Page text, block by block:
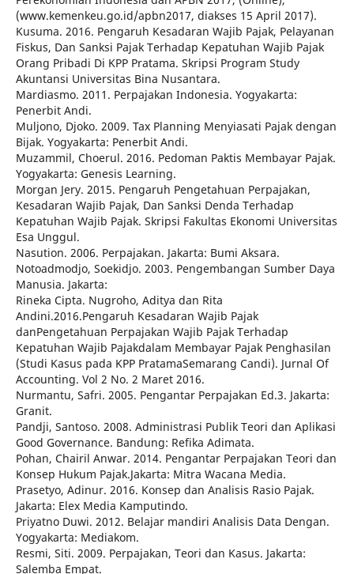
(www.kemenkeu.go.id/apbn2017, diakses 15 April 2017).
Kusuma. 2016. Pengaruh Kesadaran Wajib Pajak, Pelayanan
Fiskus, Dan Sanksi Pajak Terhadap Kepatuhan Wajib Pajak
Orang Pribadi Di KPP Pratama. Skripsi Program Study
Akuntansi Universitas Bina Nusantara.
Mardiasmo. 2011. Perpajakan Indonesia. Yogyakarta:
Penerbit Andi.
Muljono, Djoko. 2009. Tax Planning Menyiasati Pajak dengan
Bijak. Yogyakarta: Penerbit Andi.
Muzammil, Choerul. 2016. Pedoman Paktis Membayar Pajak.
Yogyakarta: Genesis Learning.
Morgan Jery. 2015. Pengaruh Pengetahuan Perpajakan,
Kesadaran Wajib Pajak, Dan Sanksi Denda Terhadap
Kepatuhan Wajib Pajak. Skripsi Fakultas Ekonomi Universitas
Esa Unggul.
Nasution. 2006. Perpajakan. Jakarta: Bumi Aksara.
Notoadmodjo, Soekidjo. 2003. Pengembangan Sumber Daya
Manusia. Jakarta:
Rineka Cipta. Nugroho, Aditya dan Rita
Andini.2016.Pengaruh Kesadaran Wajib Pajak
danPengetahuan Perpajakan Wajib Pajak Terhadap
Kepatuhan Wajib Pajakdalam Membayar Pajak Penghasilan
(Studi Kasus pada KPP PratamaSemarang Candi). Jurnal Of
Accounting. Vol 2 No. 2 Maret 2016.
Nurmantu, Safri. 2005. Pengantar Perpajakan Ed.3. Jakarta:
Granit.
Pandji, Santoso. 2008. Administrasi Publik Teori dan Aplikasi
Good Governance. Bandung: Refika Adimata.
Pohan, Chairil Anwar. 2014. Pengantar Perpajakan Teori dan
Konsep Hukum Pajak.Jakarta: Mitra Wacana Media.
Prasetyo, Adinur. 2016. Konsep dan Analisis Rasio Pajak.
Jakarta: Elex Media Kamputindo.
Priyatno Duwi. 2012. Belajar mandiri Analisis Data Dengan.
Yogyakarta: Mediakom.
Resmi, Siti. 2009. Perpajakan, Teori dan Kasus. Jakarta:
Salemba Empat.